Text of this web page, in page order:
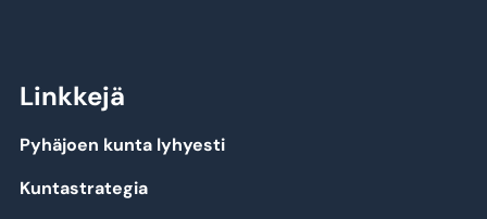
Linkkejä
Pyhäjoen kunta lyhyesti
Kuntastrategia